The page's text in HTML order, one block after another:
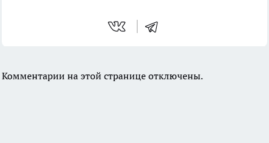
Комментарии на этой странице отключены.